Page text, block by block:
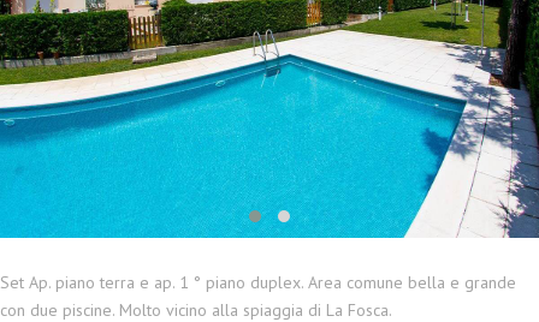
Set Ap. piano terra e ap. 1 ° piano duplex. Area comune bella e grande
con due piscine. Molto vicino alla spiaggia di La Fosca.